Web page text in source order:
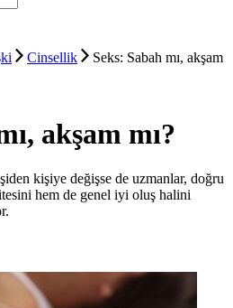
Cinsellik
Seks: Sabah mı, akşam
akşam mı?
kişiye değişse de uzmanlar, doğru
hem de genel iyi oluş halini